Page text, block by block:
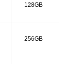
128GB
256GB